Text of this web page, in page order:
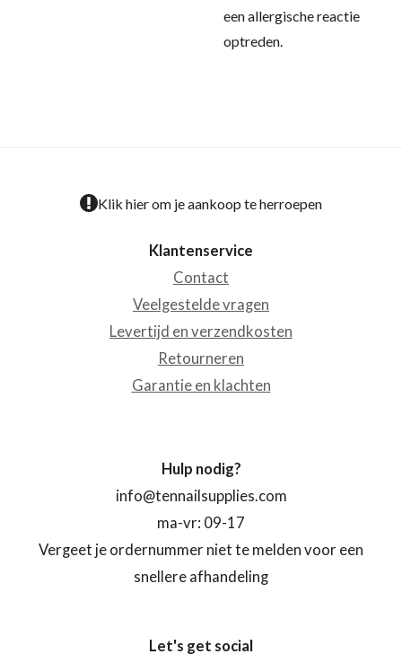
een allergische reactie
optreden.
Klik hier om je aankoop te herroepen
Klantenservice
Contact
Veelgestelde vragen
Levertijd en verzendkosten
Retourneren
Garantie en klachten
Hulp nodig?
info@tennailsupplies.com
ma-vr: 09-17
Vergeet je ordernummer niet te melden voor een
snellere afhandeling
Let's get social